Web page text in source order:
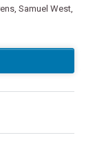
Samuel West